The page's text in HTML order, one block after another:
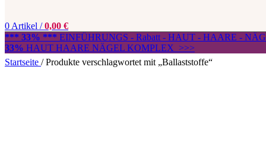
0 Artikel / 0,00 €
*** 33% *** EINFÜHRUNGS - Rabatt - HAUT - HAARE -
33% HAUT HAARE NÄGEL KOMPLEX >>>
Startseite / Produkte verschlagwortet mit „Ballaststoffe“